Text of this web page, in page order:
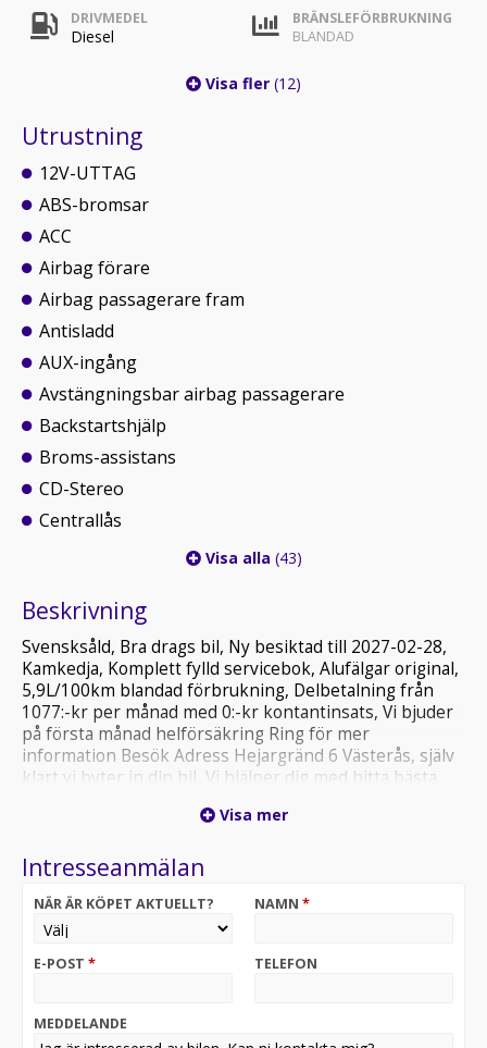
DRIVMEDEL
Diesel
BRÄNSLEFÖRBRUKNING
BLANDAD
Visa fler (12)
Utrustning
12V-UTTAG
ABS-bromsar
ACC
Airbag förare
Airbag passagerare fram
Antisladd
AUX-ingång
Avstängningsbar airbag passagerare
Backstartshjälp
Broms-assistans
CD-Stereo
Centrallås
Visa alla (43)
Beskrivning
Svensksåld, Bra drags bil, Ny besiktad till 2027-02-28,
Kamkedja, Komplett fylld servicebok, Alufälgar original,
5,9L/100km blandad förbrukning, Delbetalning från
1077:-kr per månad med 0:-kr kontantinsats, Vi bjuder
på första månad helförsäkring Ring för mer
information Besök Adress Hejargränd 6 Västerås, själv
klart vi byter in din bil, Vi hjälper dig med hitta bästa
Men du kan alltid ringa och boka tid för övriga tider. Tel:
vasterasauto@outlook.com
Visa mer
Intresseanmälan
NÄR ÄR KÖPET AKTUELLT? NAMN *
E-POST * TELEFON
MEDDELANDE